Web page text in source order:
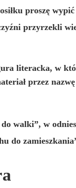
proszę wypić
przyrzekli
literacka, w
przez
walki”, w
do